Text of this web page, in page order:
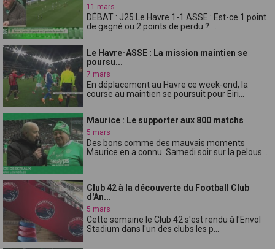
11 mars
DÉBAT : J25 Le Havre 1-1 ASSE : Est-ce 1 point
de gagné ou 2 points de perdu ? ...
Le Havre-ASSE : La mission maintien se
poursu...
7 mars
En déplacement au Havre ce week-end, la
course au maintien se poursuit pour Eiri...
Maurice : Le supporter aux 800 matchs
5 mars
Des bons comme des mauvais moments
Maurice en a connu. Samedi soir sur la pelous...
Club 42 à la découverte du Football Club
d'An...
5 mars
Cette semaine le Club 42 s'est rendu à l'Envol
Stadium dans l'un des clubs les p...